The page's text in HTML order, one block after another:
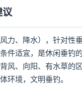
议
力、降水），针对性
件适宜，是休闲垂钓
风、向阳、有水草的
环境，文明垂钓。